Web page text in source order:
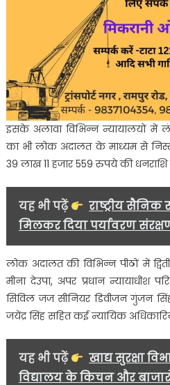
इसके अलावा विभिन्न न्यायालयों में
का भी लोक अदालत के माध्यम से
39 लाख 11 हजार 559 रुपये की
यह भी पढ़ें
राष्ट्रीय
मिलकर दिया पर्यावरण
लोक अदालत की विभिन्न पीठों में
मीना देउपा, अपर प्रधान न्यायाधीश
सिविल जज सीनियर डिवीजन गुंजन
जयेंद्र सिंह सहित कई न्यायिक
यह भी पढ़ें
खाद्य सुरक्षा
विद्यालय के किचन और